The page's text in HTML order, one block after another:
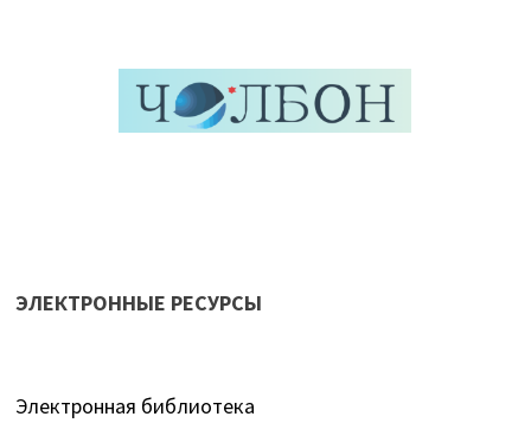
ЭЛЕКТРОННЫЕ РЕСУРСЫ
Электронная библиотека